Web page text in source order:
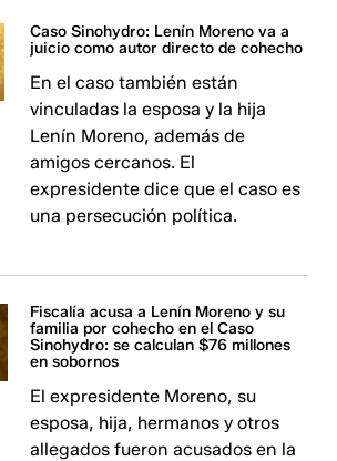
Caso Sinohydro: Lenín Moreno va a
juicio como autor directo de cohecho
En el caso también están
vinculadas la esposa y la hija
Lenín Moreno, además de
amigos cercanos. El
expresidente dice que el caso es
una persecución política.
Fiscalía acusa a Lenín Moreno y su
familia por cohecho en el Caso
Sinohydro: se calculan $76 millones
en sobornos
El expresidente Moreno, su
esposa, hija, hermanos y otros
allegados fueron acusados en la